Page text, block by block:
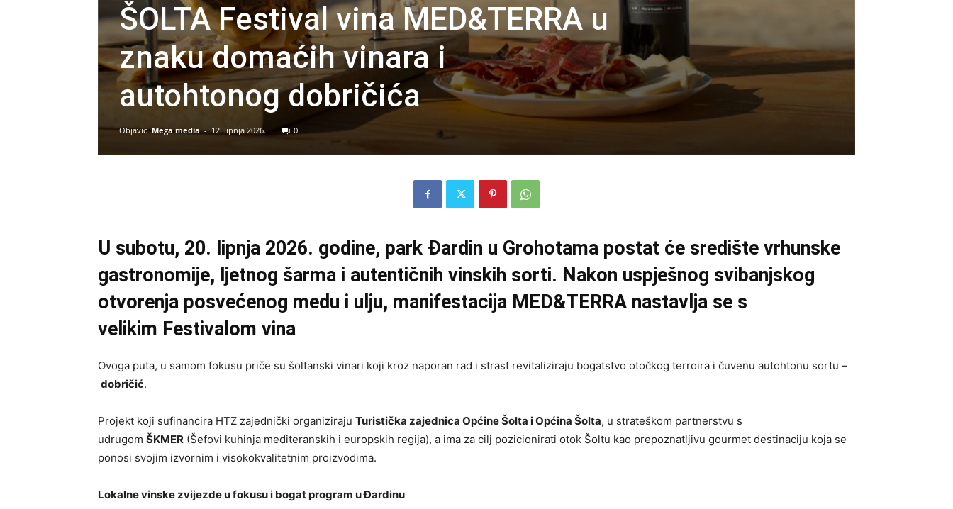
ŠOLTA Festival vina MED&TERRA u
znaku domaćih vinara i
autohtonog dobričića
Objavio Mega media - 12. lipnja 2026. 0
U subotu, 20. lipnja 2026. godine, park Đardin u Grohotama postat će središte vrhunske
gastronomije, ljetnog šarma i autentičnih vinskih sorti. Nakon uspješnog svibanjskog
otvorenja posvećenog medu i ulju, manifestacija MED&TERRA nastavlja se s
velikim Festivalom vina
Ovoga puta, u samom fokusu priče su šoltanski vinari koji kroz naporan rad i strast revitaliziraju bogatstvo otočkog terroira i čuvenu autohtonu sortu –
dobričić.
Projekt koji sufinancira HTZ zajednički organiziraju Turistička zajednica Općine Šolta i Općina Šolta, u strateškom partnerstvu s
udrugom ŠKMER (Šefovi kuhinja mediteranskih i europskih regija), a ima za cilj pozicionirati otok Šoltu kao prepoznatljivu gourmet destinaciju koja se
ponosi svojim izvornim i visokokvalitetnim proizvodima.
Lokalne vinske zvijezde u fokusu i bogat program u Đardinu